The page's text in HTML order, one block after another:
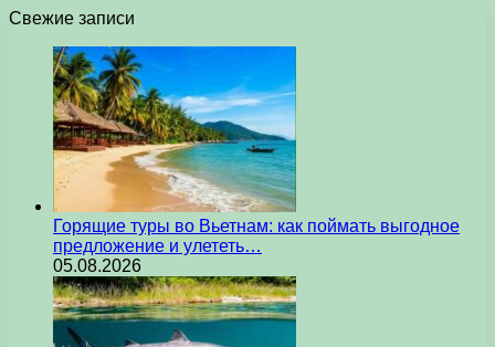
Свежие записи
Горящие туры во Вьетнам: как поймать выгодное
предложение и улететь…
05.08.2026